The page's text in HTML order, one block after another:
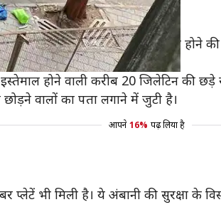
पर एक संदिग्ध स्कॉर्पियो कार खड़ी
होने वाली करीब 20 जिलेटिन की छड़े
वालों का पता लगाने में जुटी है।
आपने 16% पढ़ लिया है
भी मिली है। ये अंबानी की सुरक्षा के